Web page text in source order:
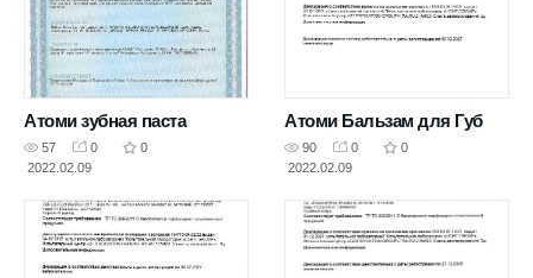
Атоми зубная паста
57 0
0
2022.02.09
Атоми Бальзам для Губ
90 0
0
2022.02.09